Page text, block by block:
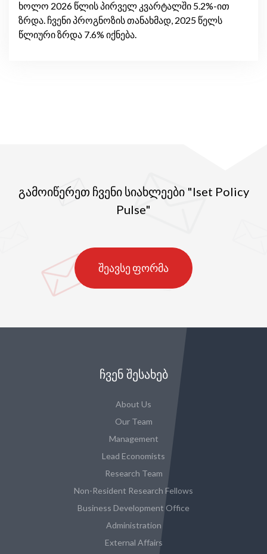
ხოლო 2026 წლის პირველ კვარტალში 5.2%-ით
ზრდა. ჩვენი პროგნოზის თანახმად, 2025 წელს
წლიური ზრდა 7.6% იქნება.
გამოიწერეთ ჩვენი სიახლეები "Iset Policy
Pulse"
შეავსე ფორმა
ᲩᲕᲔᲜ ᲨᲔᲡᲐᲮᲔᲑ
About Us
Our Team
Management
Lead Economists
Research Team
Non-Resident Research Fellows
Business Development Office
Administration
External Affairs